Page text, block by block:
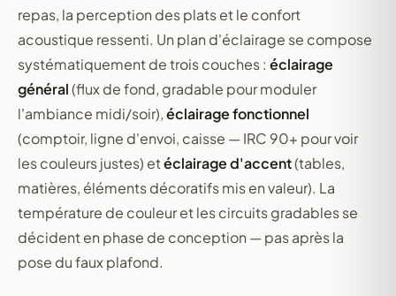
repas, la perception des plats et le confort
acoustique ressenti. Un plan d'éclairage se compose
systématiquement de trois couches : éclairage
général(flux de fond, gradable pour moduler
l'ambiance midi/soir),éclairage fonctionnel
(comptoir, ligne d'envoi, caisse — IRC 90+ pour voir
les couleurs justes) etéclairage d'accent(tables,
matières, éléments décoratifs mis en valeur). La
température de couleur et les circuits gradables se
décident en phase de conception — pas après la
pose du faux plafond.